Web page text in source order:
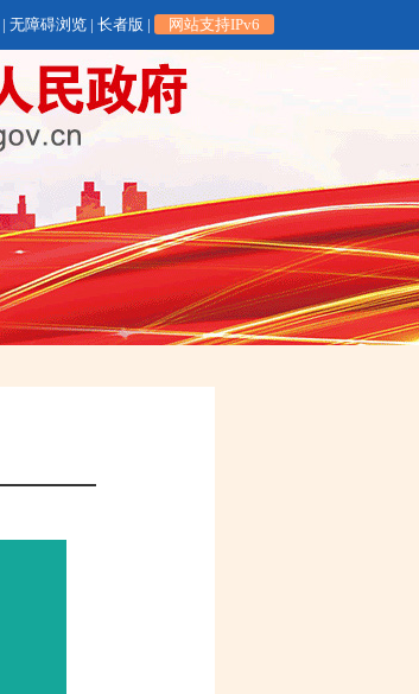
| 无障碍浏览 | 长者版 | 网站支持IPv6